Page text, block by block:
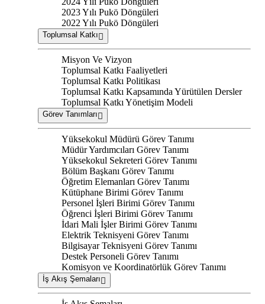
2023 Yılı Pukö Döngüleri
2022 Yılı Pukö Döngüleri
Toplumsal Katkı
Misyon Ve Vizyon
Toplumsal Katkı Faaliyetleri
Toplumsal Katkı Politikası
Toplumsal Katkı Kapsamında Yürütülen Dersler
Toplumsal Katkı Yönetişim Modeli
Görev Tanımları
Yüksekokul Müdürü Görev Tanımı
Müdür Yardımcıları Görev Tanımı
Yüksekokul Sekreteri Görev Tanımı
Bölüm Başkanı Görev Tanımı
Öğretim Elemanları Görev Tanımı
Kütüphane Birimi Görev Tanımı
Personel İşleri Birimi Görev Tanımı
Öğrenci İşleri Birimi Görev Tanımı
İdari Mali İşler Birimi Görev Tanımı
Elektrik Teknisyeni Görev Tanımı
Bilgisayar Teknisyeni Görev Tanımı
Destek Personeli Görev Tanımı
Komisyon ve Koordinatörlük Görev Tanımı
İş Akış Şemaları